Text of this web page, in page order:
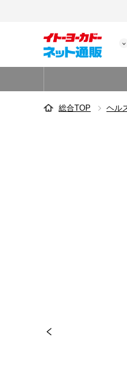
総合TOP ヘル